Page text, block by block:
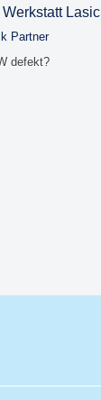
Werkstatt Lasic
Partner